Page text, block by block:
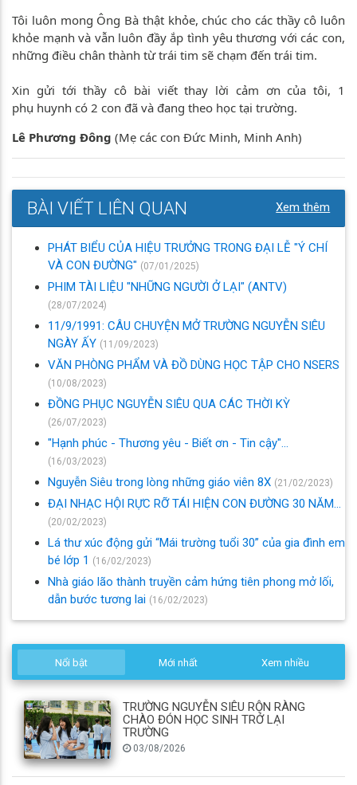
Tôi luôn mong Ông Bà thật khỏe, chúc cho các thầy cô luôn
khỏe mạnh và vẫn luôn đầy ắp tình yêu thương với các con,
những điều chân thành từ trái tim sẽ chạm đến trái tim.
Xin gửi tới thầy cô bài viết thay lời cảm ơn của tôi, 1
phụ huynh có 2 con đã và đang theo học tại trường.
Lê Phương Đông (Mẹ các con Đức Minh, Minh Anh)
BÀI VIẾT LIÊN QUAN Xem thêm
PHÁT BIỂU CỦA HIỆU TRƯỞNG TRONG ĐẠI LỄ "Ý CHÍ
VÀ CON ĐƯỜNG" (07/01/2025)
PHIM TÀI LIỆU "NHỮNG NGƯỜI Ở LẠI" (ANTV)
(28/07/2024)
11/9/1991: CÂU CHUYỆN MỞ TRƯỜNG NGUYỄN SIÊU
NGÀY ẤY (11/09/2023)
VĂN PHÒNG PHẨM VÀ ĐỒ DÙNG HỌC TẬP CHO NSERS
(10/08/2023)
ĐỒNG PHỤC NGUYỄN SIÊU QUA CÁC THỜI KỲ
(26/07/2023)
"Hạnh phúc - Thương yêu - Biết ơn - Tin cậy"...
(16/03/2023)
Nguyễn Siêu trong lòng những giáo viên 8X (21/02/2023)
ĐẠI NHẠC HỘI RỰC RỠ TÁI HIỆN CON ĐƯỜNG 30 NĂM…
(20/02/2023)
Lá thư xúc động gửi “Mái trường tuổi 30” của gia đình em
bé lớp 1 (16/02/2023)
Nhà giáo lão thành truyền cảm hứng tiên phong mở lối,
dẫn bước tương lai (16/02/2023)
Nổi bật Mới nhất Xem nhiều
TRƯỜNG NGUYỄN SIÊU RỘN RÀNG
CHÀO ĐÓN HỌC SINH TRỞ LẠI
TRƯỜNG
03/08/2026